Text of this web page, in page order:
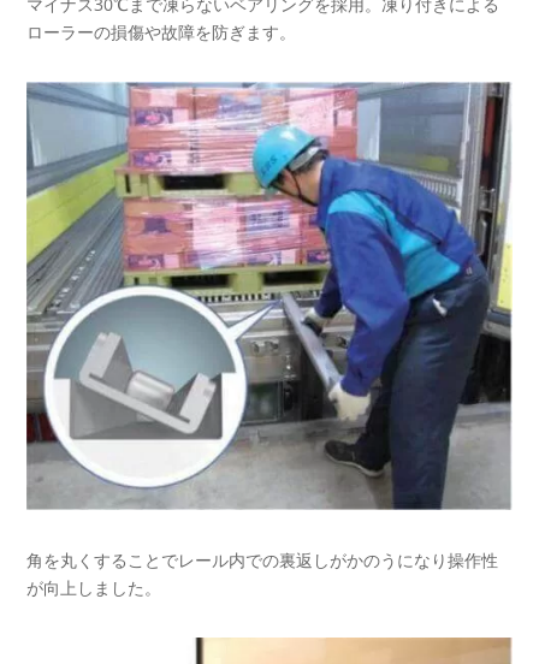
ローラーの損傷や故障を防ぎます。
角を丸くすることでレール内での裏返しがかのうになり操作性
が向上しました。